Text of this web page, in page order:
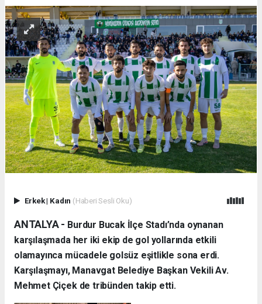
Erkek| Kadın (Haberi Sesli Oku)
ANTALYA - Burdur Bucak İlçe Stadı’nda oynanan
karşılaşmada her iki ekip de gol yollarında etkili
olamayınca mücadele golsüz eşitlikle sona erdi.
Karşılaşmayı, Manavgat Belediye Başkan Vekili Av.
Mehmet Çiçek de tribünden takip etti.